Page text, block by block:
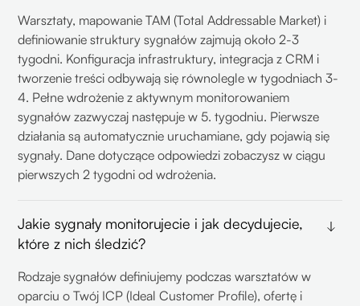
Warsztaty, mapowanie TAM (Total Addressable Market) i
definiowanie struktury sygnałów zajmują około 2-3
tygodni. Konfiguracja infrastruktury, integracja z CRM i
tworzenie treści odbywają się równolegle w tygodniach 3-
4. Pełne wdrożenie z aktywnym monitorowaniem
sygnałów zazwyczaj następuje w 5. tygodniu. Pierwsze
działania są automatycznie uruchamiane, gdy pojawią się
sygnały. Dane dotyczące odpowiedzi zobaczysz w ciągu
pierwszych 2 tygodni od wdrożenia.
Jakie sygnały monitorujecie i jak decydujecie,
które z nich śledzić?
Rodzaje sygnałów definiujemy podczas warsztatów w
oparciu o Twój ICP (Ideal Customer Profile), ofertę i